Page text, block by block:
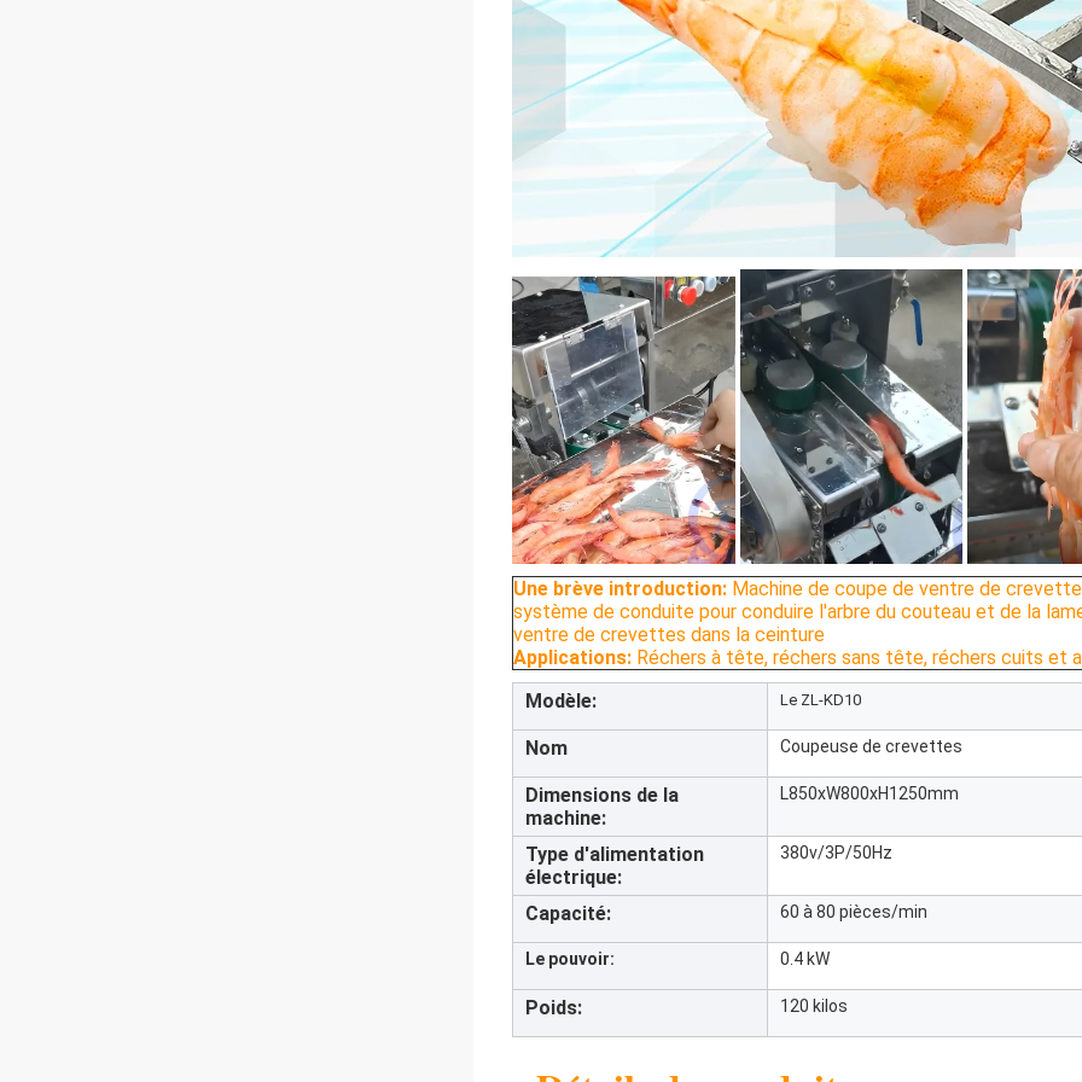
Une brève introduction: Machine de coupe de ventre de
système de conduite pour conduire l'arbre du couteau et de la
ventre de crevettes dans la ceinture
Applications: Réchers à tête, réchers sans tête, réchers cuits et
Modèle:
Le ZL-KD10
Nom Coupeuse de crevettes
Dimensions de la
machine:
L850xW800xH1250mm
Type d'alimentation
électrique:
380v/3P/50Hz
Capacité: 60 à 80 pièces/min
Le pouvoir: 0.4 kW
Poids: 120 kilos